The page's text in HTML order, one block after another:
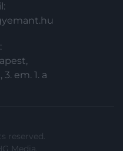
em. 1. a
reserved.
Media